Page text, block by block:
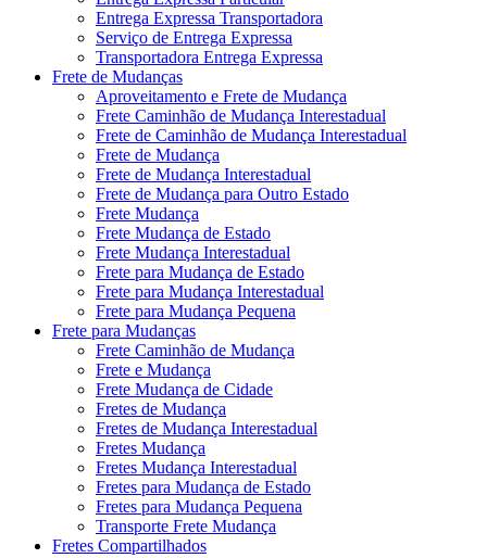
Entrega Expressa Transportadora
Serviço de Entrega Expressa
Transportadora Entrega Expressa
Frete de Mudanças
Aproveitamento e Frete de Mudança
Frete Caminhão de Mudança Interestadual
Frete de Caminhão de Mudança Interestadual
Frete de Mudança
Frete de Mudança Interestadual
Frete de Mudança para Outro Estado
Frete Mudança
Frete Mudança de Estado
Frete Mudança Interestadual
Frete para Mudança de Estado
Frete para Mudança Interestadual
Frete para Mudança Pequena
Frete para Mudanças
Frete Caminhão de Mudança
Frete e Mudança
Frete Mudança de Cidade
Fretes de Mudança
Fretes de Mudança Interestadual
Fretes Mudança
Fretes Mudança Interestadual
Fretes para Mudança de Estado
Fretes para Mudança Pequena
Transporte Frete Mudança
Fretes Compartilhados